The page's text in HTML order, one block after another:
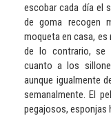
escobar cada día el
de goma recogen
moqueta en casa, es
de lo contrario, se
cuanto a los
aunque igualmente
semanalmente. El
pegajosos, esponjas